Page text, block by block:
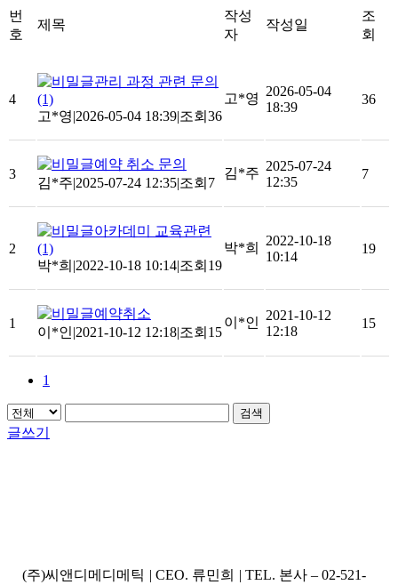
번
호
제목
작성
자
작성일
조
회
4
관리 과정 관련 문의
(1)
고*영|2026-05-04 18:39|조회36
고*영 2026-05-04
18:39
36
3
예약 취소 문의
김*주|2025-07-24 12:35|조회7
김*주 2025-07-24
12:35
7
2
아카데미 교육관련
(1)
박*희 |2022-10-18 10:14|조회19
박*희
2022-10-18
10:14
19
1
예약취소
이*인|2021-10-12 12:18|조회15
이*인 2021-10-12
12:18
15
1
검색
글쓰기
(주)씨앤디메디메틱 | CEO. 류민희 | TEL. 본사 – 02-521-